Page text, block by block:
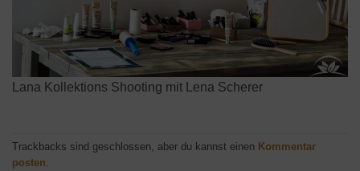
Lana Kollektions Shooting mit Lena Scherer
Trackbacks sind geschlossen, aber du kannst einen Kommentar
posten.